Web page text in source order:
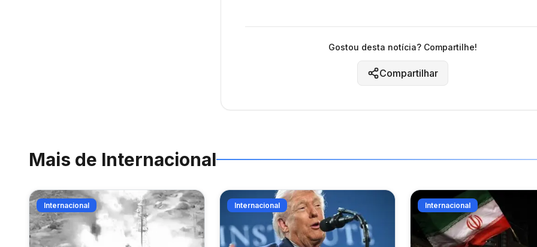
Gostou desta notícia? Compartilhe!
Compartilhar
Mais de Internacional
Internacional Internacional Internacional